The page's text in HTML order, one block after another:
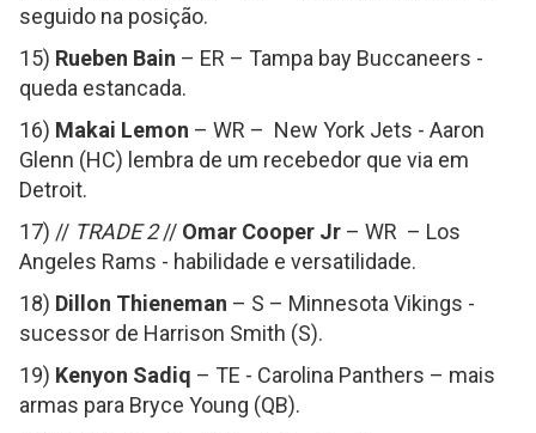
seguido na posição.
15) Rueben Bain – ER – Tampa bay Buccaneers -
queda estancada.
16) Makai Lemon – WR – New York Jets - Aaron
Glenn (HC) lembra de um recebedor que via em
Detroit.
17) // TRADE 2// Omar Cooper Jr – WR – Los
Angeles Rams - habilidade e versatilidade.
18) Dillon Thieneman – S – Minnesota Vikings -
sucessor de Harrison Smith (S).
19) Kenyon Sadiq – TE - Carolina Panthers – mais
armas para Bryce Young (QB).